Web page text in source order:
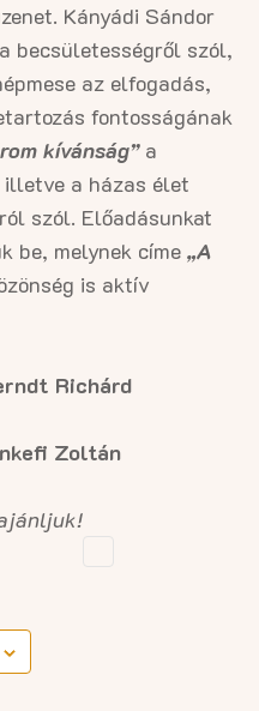
Kányádi Sándor
becsületességről szól,
az elfogadás,
fontosságának
kívánság”a
a házas élet
szól. Előadásunkat
be, melynek címe „A
is aktív
Richárd
Zoltán